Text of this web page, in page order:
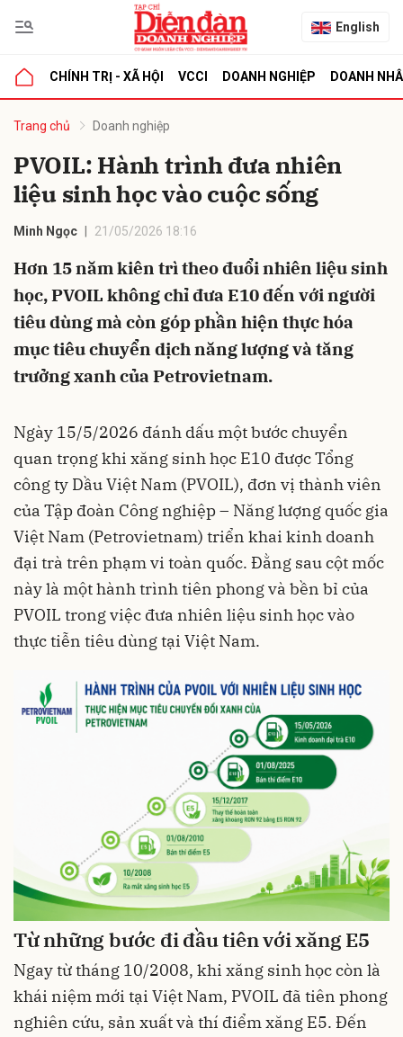
English
CHÍNH TRỊ - XÃ HỘI VCCI DOANH NGHIỆP DOANH
Trang chủ Doanh nghiệp
PVOIL: Hành trình đưa nhiên
liệu sinh học vào cuộc sống
Minh Ngọc 21/05/2026 18:16
Hơn 15 năm kiên trì theo đuổi nhiên liệu sinh
học, PVOIL không chỉ đưa E10 đến với người
tiêu dùng mà còn góp phần hiện thực hóa
mục tiêu chuyển dịch năng lượng và tăng
trưởng xanh của Petrovietnam.
Ngày 15/5/2026 đánh dấu một bước chuyển
quan trọng khi xăng sinh học E10 được Tổng
công ty Dầu Việt Nam (PVOIL), đơn vị thành viên
của Tập đoàn Công nghiệp – Năng lượng quốc gia
Việt Nam (Petrovietnam) triển khai kinh doanh
đại trà trên phạm vi toàn quốc. Đằng sau cột mốc
này là một hành trình tiên phong và bền bỉ của
PVOIL trong việc đưa nhiên liệu sinh học vào
thực tiễn tiêu dùng tại Việt Nam.
Từ những bước đi đầu tiên với xăng E5
Ngay từ tháng 10/2008, khi xăng sinh học còn là
khái niệm mới tại Việt Nam, PVOIL đã tiên phong
nghiên cứu, sản xuất và thí điểm xăng E5. Đến
luận
Hủy